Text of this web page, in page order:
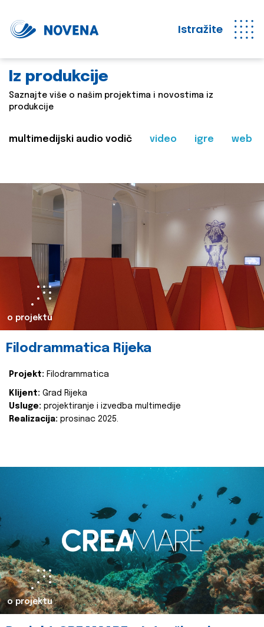
Istražite
Iz produkcije
Saznajte više o našim projektima i novostima iz
produkcije
multimedijski audio vodič video igre web
o projektu
Filodrammatica Rijeka
Projekt: Filodrammatica
Klijent: Grad Rijeka
Usluge: projektiranje i izvedba multimedije
Realizacija: prosinac 2025.
o projektu